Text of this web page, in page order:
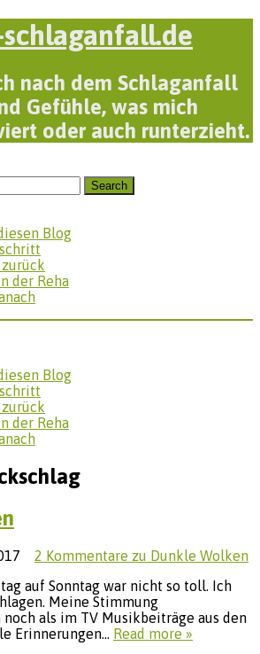
nach dem Schlaganfall
Gefühle, was mich
oder auch runterzieht.
Blog
der Reha
Blog
der Reha
2 Kommentare zu Dunkle Wolken
auf Sonntag war nicht so toll. Ich
Meine Stimmung
als im TV Musikbeiträge aus den
Erinnerungen… Read more »